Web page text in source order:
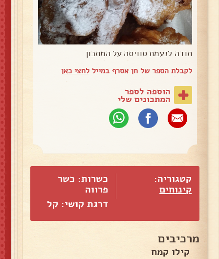
תודה לנעמת סוויסה על המתכון
לקבלת הספר של חן אסרף במייללחצי כאן
הוספה לספר
המתכונים שלי
קטגוריה:
קינוחים
כשרות: כשר
פרווה
דרגת קושי: קל
מרכיבים
קילו קמח